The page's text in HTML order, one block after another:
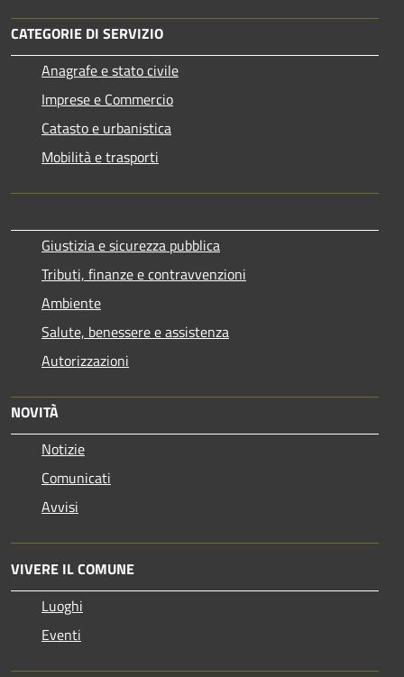
CATEGORIE DI SERVIZIO
Anagrafe e stato civile
Imprese e Commercio
Catasto e urbanistica
Mobilità e trasporti
Giustizia e sicurezza pubblica
Tributi, finanze e contravvenzioni
Ambiente
Salute, benessere e assistenza
Autorizzazioni
NOVITÀ
Notizie
Comunicati
Avvisi
VIVERE IL COMUNE
Luoghi
Eventi